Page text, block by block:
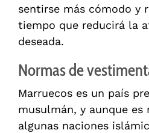
sentirse más cómodo y
tiempo que reducirá la
deseada.
Normas de
Marruecos es un país
musulmán, y aunque es
algunas naciones